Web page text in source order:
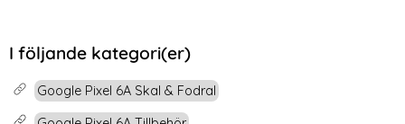
I följande kategori(er)
Google Pixel 6A Skal & Fodral